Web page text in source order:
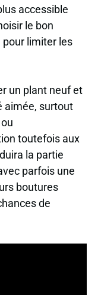
accessible
le bon
limiter les
un plant neuf et
aimée, surtout
toutefois aux
la partie
parfois une
boutures
de